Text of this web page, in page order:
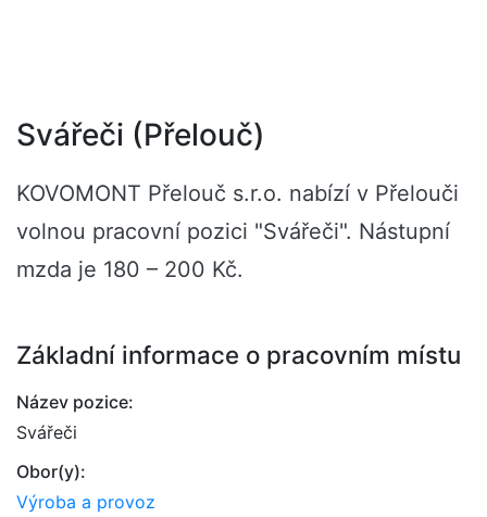
Svářeči (Přelouč)
KOVOMONT Přelouč s.r.o. nabízí v Přelouči
volnou pracovní pozici "Svářeči". Nástupní
mzda je 180 – 200 Kč.
Základní informace o pracovním místu
Název pozice:
Svářeči
Obor(y):
Výroba a provoz